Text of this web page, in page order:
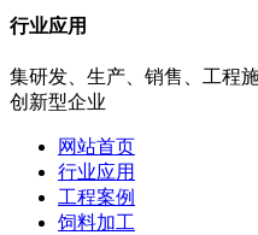
行业应用
集研发、生产、销售、工程
创新型企业
网站首页
行业应用
工程案例
饲料加工